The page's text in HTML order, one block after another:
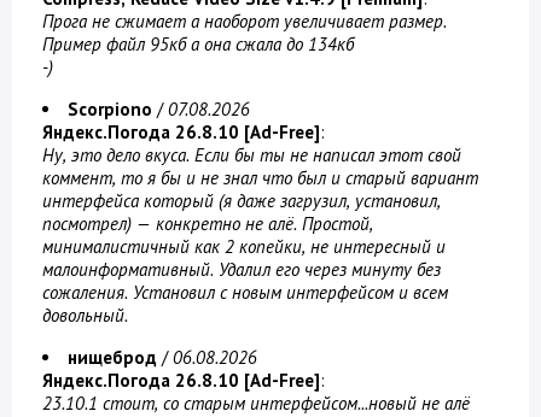
Прога не сжимает а наоборот увеличивает размер.
Пример файл 95кб а она сжала до 134кб
-)
Scorpiono /07.08.2026
Яндекс.Погода 26.8.10 [Ad-Free]:
Ну, это дело вкуса. Если бы ты не написал этот свой
коммент, то я бы и не знал что был и старый вариант
интерфейса который (я даже загрузил, установил,
посмотрел) — конкретно не алё. Простой,
минималистичный как 2 копейки, не интересный и
малоинформативный. Удалил его через минуту без
сожаления. Установил с новым интерфейсом и всем
довольный.
нищеброд /06.08.2026
Яндекс.Погода 26.8.10 [Ad-Free]:
23.10.1 стоит, со старым интерфейсом...новый не алё